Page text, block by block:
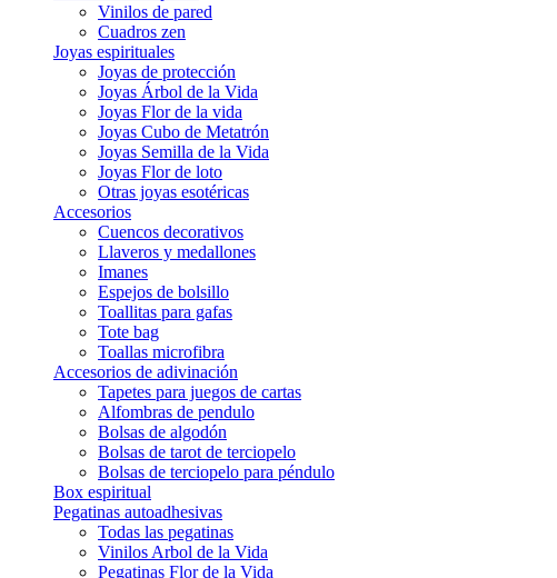
Vinilos de pared
Cuadros zen
Joyas espirituales
Joyas de protección
Joyas Árbol de la Vida
Joyas Flor de la vida
Joyas Cubo de Metatrón
Joyas Semilla de la Vida
Joyas Flor de loto
Otras joyas esotéricas
Accesorios
Cuencos decorativos
Llaveros y medallones
Imanes
Espejos de bolsillo
Toallitas para gafas
Tote bag
Toallas microfibra
Accesorios de adivinación
Tapetes para juegos de cartas
Alfombras de pendulo
Bolsas de algodón
Bolsas de tarot de terciopelo
Bolsas de terciopelo para péndulo
Box espiritual
Pegatinas autoadhesivas
Todas las pegatinas
Vinilos Arbol de la Vida
Pegatinas Flor de la Vida